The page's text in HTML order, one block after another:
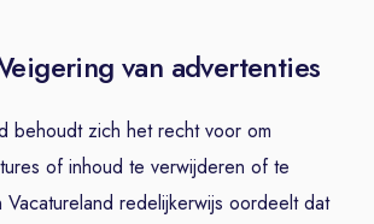
van advertenties
behoudt zich het recht voor om
of inhoud te verwijderen of te
redelijkerwijs oordeelt dat